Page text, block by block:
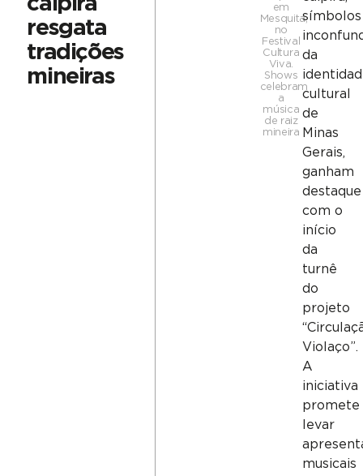
resgata
tradições
mineiras
em
Mesquita,
no
Festival
Cultura
Viva.
Shows
celebram
a
música
de raiz
mineira
símbolos
da
cultural
de
Minas
Gerais,
ganham
destaque
com o
início
da
turnê
do
projeto
Violaço”.
A
iniciativa
promete
levar
musicais